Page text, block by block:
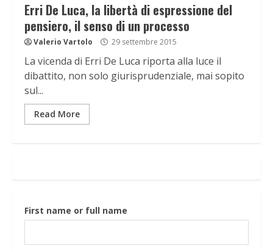
Erri De Luca, la libertà di espressione del
pensiero, il senso di un processo
Valerio Vartolo 29 settembre 2015
La vicenda di Erri De Luca riporta alla luce il
dibattito, non solo giurisprudenziale, mai sopito
sul...
Read More
First name or full name